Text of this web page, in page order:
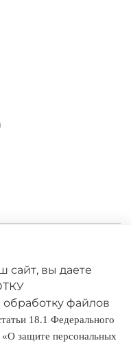
сайт, вы даете
файлов
18.1 Федерального
защите персональных